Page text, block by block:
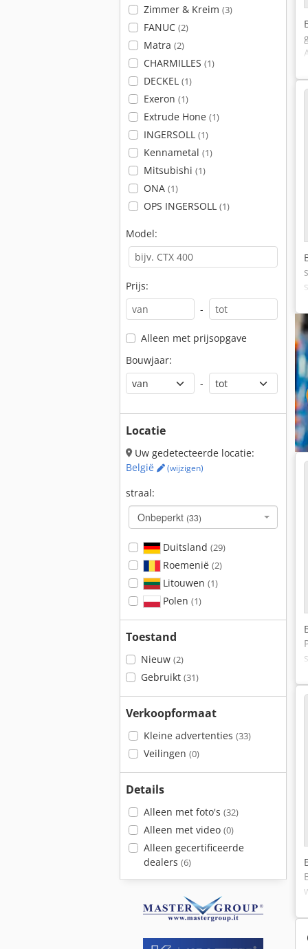
Zimmer & Kreim (3)
FANUC (2)
Matra (2)
CHARMILLES (1)
DECKEL (1)
Exeron (1)
Extrude Hone (1)
INGERSOLL (1)
Kennametal (1)
Mitsubishi (1)
ONA (1)
OPS INGERSOLL (1)
Model:
Prijs:
-
Alleen met prijsopgave
Bouwjaar:
-
Locatie
Uw gedetecteerde locatie:
België
(wijzigen)
straal:
Onbeperkt (33)
Duitsland (29)
Roemenië (2)
Litouwen (1)
Polen (1)
Toestand
Nieuw (2)
Gebruikt (31)
Verkoopformaat
Kleine advertenties (33)
Veilingen (0)
Details
Alleen met foto's (32)
Alleen met video (0)
Alleen gecertificeerde
dealers (6)